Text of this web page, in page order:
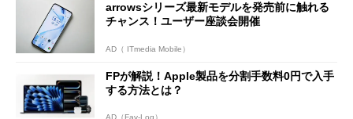
arrowsシリーズ最新モデルを発売前に触れる
チャンス！ユーザー座談会開催
AD（ ITmedia Mobile）
FPが解説！Apple製品を分割手数料0円で入手
する方法とは？
AD（Fav-Log）